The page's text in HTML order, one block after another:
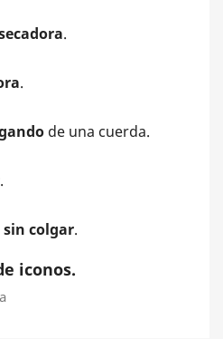
.
.
de una cuerda.
.
sin colgar.
iconos.